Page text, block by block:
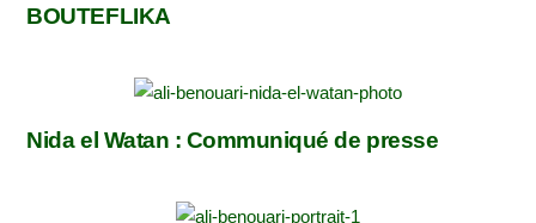
BOUTEFLIKA
Nida el Watan : Communiqué de presse